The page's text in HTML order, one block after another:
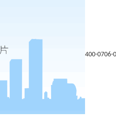
400-0706-